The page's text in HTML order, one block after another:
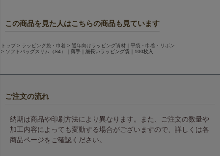
即納品カラーである、赤・紺・ダークブラウン・白は加工工
ご注文やコスト重視のシーンにも最適です。
コスメボトルのラッピングに高級感をプラス
この商品を見た人はこちらの商品も見ています
トップ ラッピング袋・巾着
通年向けラッピング資材｜平袋・巾着・リボン
ソフトバッグスリム（S4）｜薄手｜細長いラッピング袋｜100枚入
ご注文の流れ
納期は商品や印刷方法により異なります。また、ご注文の数量や
加工内容によっても変動する場合がございますので、詳しくは各
商品ページをご確認ください。